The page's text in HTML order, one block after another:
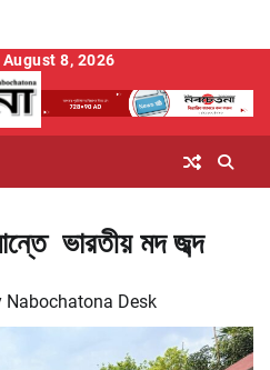
8, 2026
ভারতীয় মদ জব্দ
Nabochatona Desk